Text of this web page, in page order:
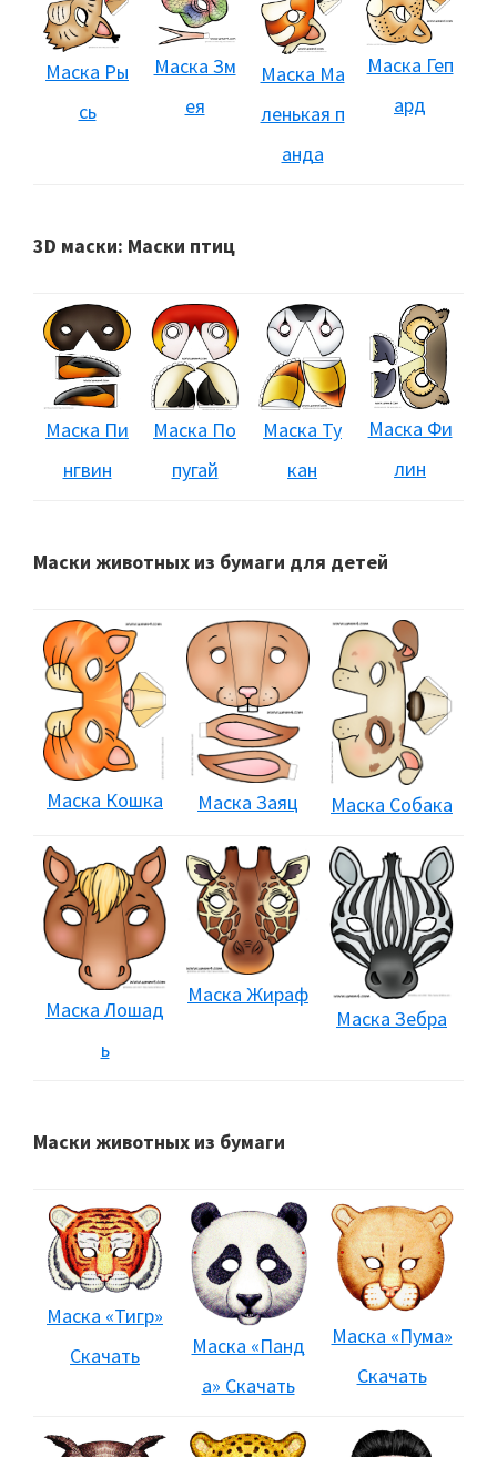
Маска Ры
сь
Маска Зм
ея
Маска Ма
ленькая п
анда
Маска Геп
ард
3D маски: Маски птиц
Маска Пи
нгвин
Маска По
пугай
Маска Ту
кан
Маска Фи
лин
Маски животных из бумаги для детей
Маска Кошка Маска Заяц Маска Собака
Маска Лошад
ь
Маска Жираф
Маска Зебра
Маски животных из бумаги
Маска «Тигр»
Скачать
Маска «Панд
а» Скачать
Маска «Пума»
Скачать